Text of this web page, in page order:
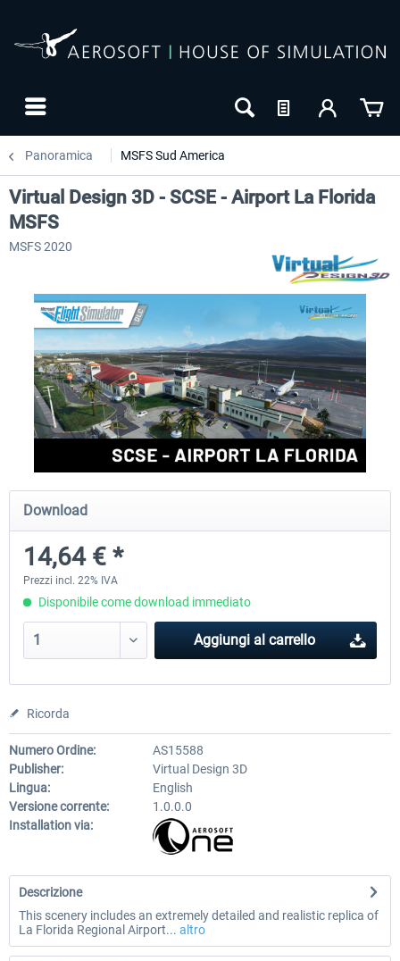
Panoramica MSFS Sud America
FSDG - Cusco MSFS
Sierrasim Simulation - SKMD
Herrera...
Virtual Design 3D - SCSE - Airport La Florida
MSFS
MSFS 2020
Download
14,64 € *
Prezzi incl. 22% IVA
Disponibile come download immediato
Aggiungi al carrello
Ricorda
Numero Ordine:
AS15588
Publisher:
Virtual Design 3D
Lingua:
English
Versione corrente:
1.0.0.0
Installation via:
Descrizione
This scenery includes an extremely detailed and realistic replica of
La Florida Regional Airport... altro